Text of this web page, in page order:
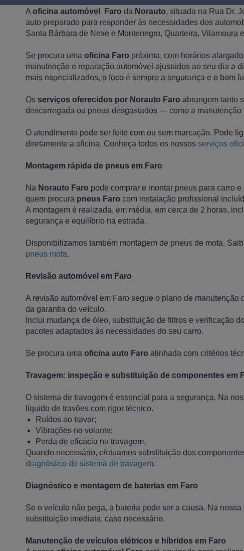
A oficina automóvel Faro da Norauto, situada na Rua Dr.
auto preparado para responder às necessidades dos
Santa Bárbara de Nexe e Montenegro, Quarteira, Vilamoura
Se procura uma oficina Faro próxima, com horários
manutenção e reparação automóvel ajustados ao seu dia a
mais especializados, o foco é sempre a segurança e o bom
Os serviços oferecidos por Norauto Faro abrangem tanto
descarregada ou pneus desgastados — como a
O atendimento pode ser feito com ou sem marcação. Pode
diretamente a oficina. Conheça todos os nossos serviços
Montagem rápida de pneus em Faro
Na Norauto Faro pode comprar e montar pneus para carro
quem procura pneus Faro com instalação profissional
A montagem é realizada, em média, em cerca de 2 horas,
segurança e equilíbrio na estrada.
Disponibilizamos também montagem de pneus de mota.
pneus mota.
Revisão automóvel em Faro
A revisão automóvel em Faro segue o plano de
da garantia do veículo.
Inclui mudança de óleo, substituição de filtros e verificação
pacotes adaptados às necessidades do seu carro.
Se procura uma oficina auto Faro alinhada com critérios
Travagem: inspeção e substituição de componentes em
O sistema de travagem é essencial para a segurança. Na
líquido de travões com rigor técnico.
Ruídos ao travar;
Vibrações no volante;
Perda de eficácia na travagem.
Quando necessário, efetuamos substituição dos
diagnóstico do sistema de travagem.
Diagnóstico e montagem de baterias em Faro
Se o veículo não pega, a bateria pode ser a causa. Na nossa
substituição imediata, caso necessário.
Manutenção de veículos elétricos e híbridos em Faro